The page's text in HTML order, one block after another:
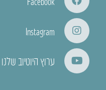
Instagram
ערוץ היוטיוב שלנו